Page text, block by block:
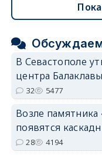
В Севастополе
центра Балаклавы
32 5477
Возле
появятся
28 4194